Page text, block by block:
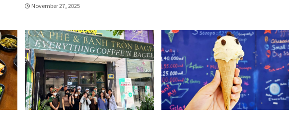
November 27, 2025